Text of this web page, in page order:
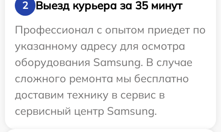
2
Выезд курьера за 35 минут
Профессионал с опытом приедет по
указанному адресу для осмотра
оборудования Samsung. В случае
сложного ремонта мы бесплатно
доставим технику в сервис в
сервисный центр Samsung.